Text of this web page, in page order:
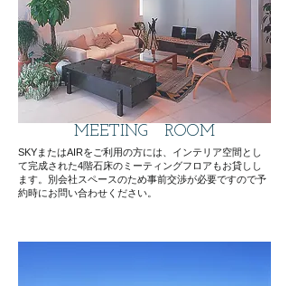
MEETING​ ROOM
SKYまたはAIRをご利用の方には、インテリア空間とし
て完成された4階石床のミーティングフロアもお貸しし
ます。別会社スペースのため事前交渉が必要ですので予
約時にお問い合わせください。